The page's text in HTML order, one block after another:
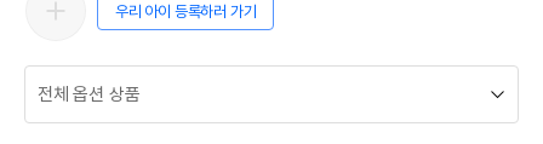
우리 아이 등록하러 가기